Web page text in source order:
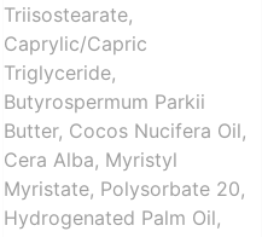
Triisostearate,
Caprylic/Capric
Triglyceride,
Butyrospermum Parkii
Butter, Cocos Nucifera Oil,
Cera Alba, Myristyl
Myristate, Polysorbate 20,
Hydrogenated Palm Oil,